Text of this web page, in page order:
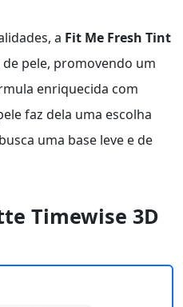
a Fit Me Fresh Tint
pele, promovendo um
enriquecida com
faz dela uma escolha
uma base leve e de
Timewise 3D